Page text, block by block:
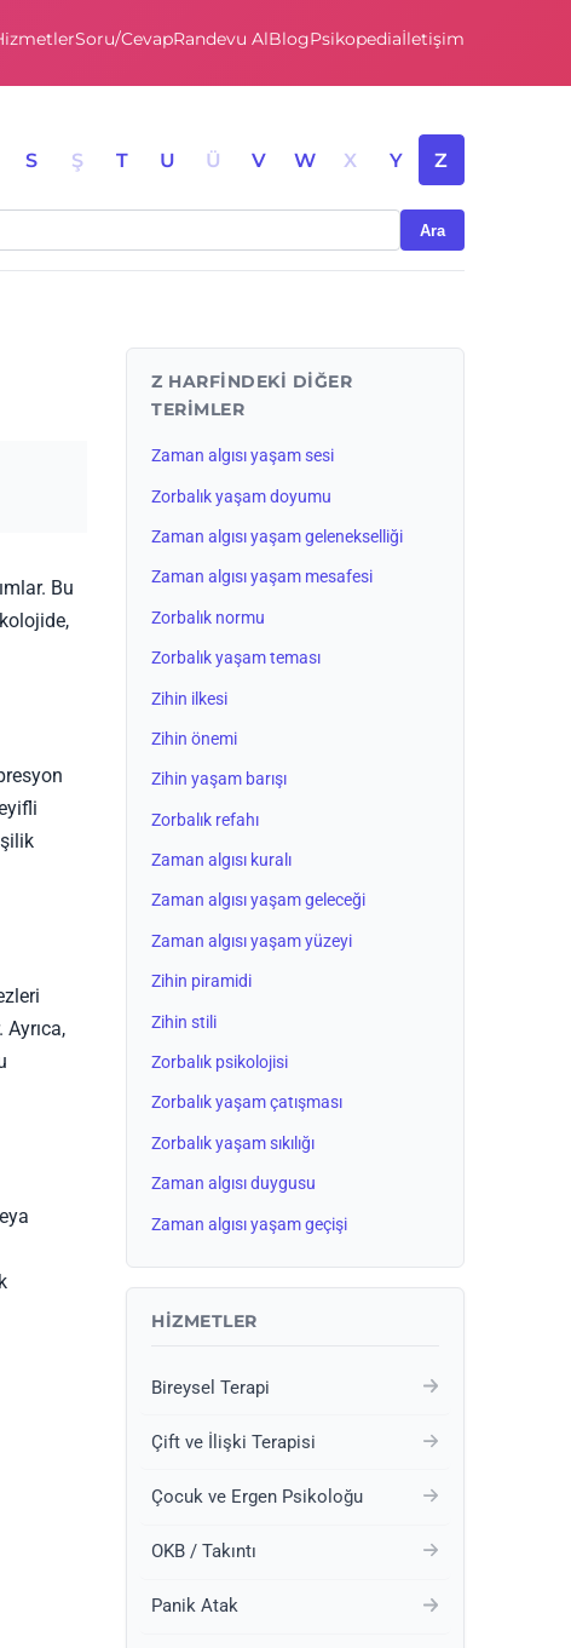
Soru/CevapRandevu AlBlogPsikopediaİletişim
S Ş T U Ü V W X Y Z
Ara
Bu
Z HARFINDEKI DIĞER
TERIMLER
Zaman algısı yaşam sesi
Zorbalık yaşam doyumu
Zaman algısı yaşam gelenekselliği
Zaman algısı yaşam mesafesi
Zorbalık normu
Zorbalık yaşam teması
Zihin ilkesi
Zihin önemi
Zihin yaşam barışı
Zorbalık refahı
Zaman algısı kuralı
Zaman algısı yaşam geleceği
Zaman algısı yaşam yüzeyi
Zihin piramidi
Zihin stili
Zorbalık psikolojisi
Zorbalık yaşam çatışması
Zorbalık yaşam sıkılığı
Zaman algısı duygusu
Zaman algısı yaşam geçişi
HIZMETLER
Bireysel Terapi
Çift ve İlişki Terapisi
Çocuk ve Ergen Psikoloğu
OKB / Takıntı
Panik Atak